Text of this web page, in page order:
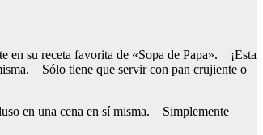
en su receta favorita de «Sopa de Papa». ¡Esta
Sólo tiene que servir con pan crujiente o
en una cena en sí misma. Simplemente